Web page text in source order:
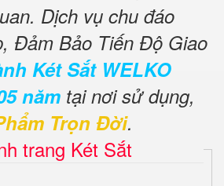
Dịch vụ chu đáo
Đảm Bảo Tiến Độ Giao
Két Sắt WELKO
năm tại nơi sử dụng,
Trọn Đời.
trang Két Sắt